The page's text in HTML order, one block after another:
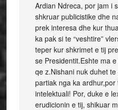
Ardian Ndreca, por jam i
shkruar publicistike dhe
prek interesa dhe kur
ka pak si te “veshtire”
teper kur shkrimet e tij
se Presidentit.Eshte ma
qe z.Nishani nuk duhet te
partiak nga ka
intelektuali! Por, duke e
erudicionin e tij, shikuar